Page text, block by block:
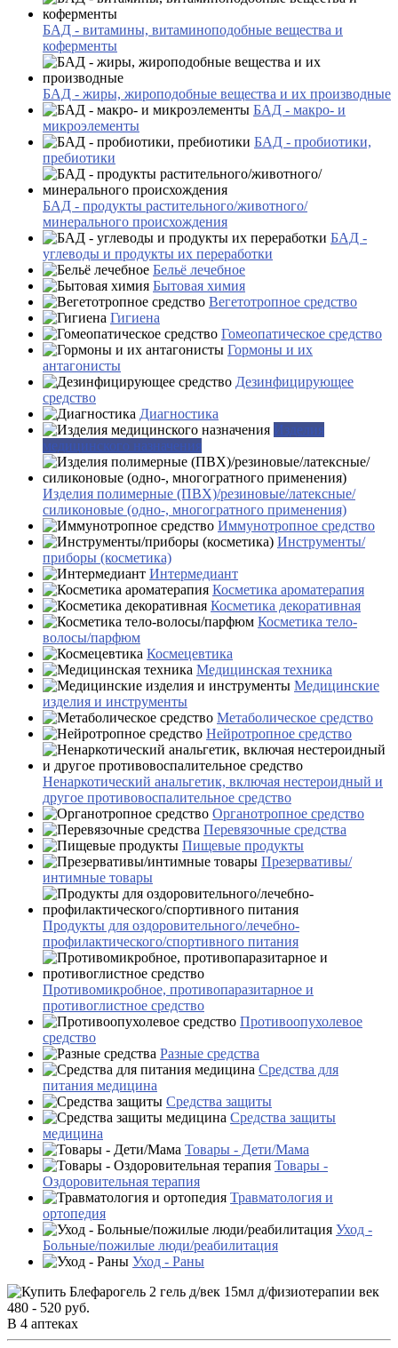
БАД - витамины, витаминоподобные вещества и
коферменты
БАД - жиры, жироподобные вещества и их производные
БАД - макро- и
микроэлементы
БАД - пробиотики,
пребиотики
БАД - продукты растительного/животного/
минерального происхождения
БАД -
углеводы и продукты их переработки
Бельё лечебное
Бытовая химия
Вегетотропное средство
Гигиена
Гомеопатическое средство
Гормоны и их
антагонисты
Дезинфицирующее
средство
Диагностика
Изделия
медицинского назначения
Изделия полимерные (ПВХ)/резиновые/латексные/
силиконовые (одно-, многогратного применения)
Иммунотропное средство
Инструменты/
приборы (косметика)
Интермедиант
Косметика ароматерапия
Косметика декоративная
Косметика тело-
волосы/парфюм
Космецевтика
Медицинская техника
Медицинские
изделия и инструменты
Метаболическое средство
Нейротропное средство
Ненаркотический анальгетик, включая нестероидный и
другое противовоспалительное средство
Органотропное средство
Перевязочные средства
Пищевые продукты
Презервативы/
интимные товары
Продукты для оздоровительного/лечебно-
профилактического/спортивного питания
Противомикробное, противопаразитарное и
противоглистное средство
Противоопухолевое
средство
Разные средства
Средства для
питания медицина
Средства защиты
Средства защиты
медицина
Товары - Дети/Мама
Товары -
Оздоровительная терапия
Травматология и
ортопедия
Уход -
Больные/пожилые люди/реабилитация
Уход - Раны
480 - 520 руб.
В 4 аптеках